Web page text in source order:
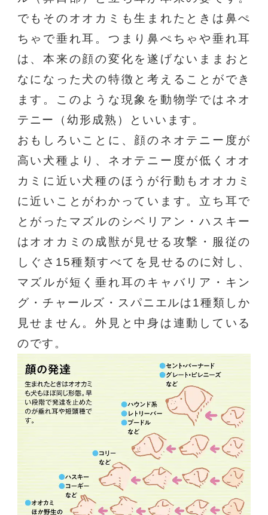
でもそのオオカミも生まれたときは鼻ぺ
ちゃで垂れ耳。つまり鼻ぺちゃや垂れ耳
は、本来の顔の変化を遂げないままおと
なになった犬の特徴と考えることができ
ます。このような現象を動物学ではネオ
テニー（幼形成熟）といいます。
おもしろいことに、顔のネオテニー度が
高い犬種より、ネオテニー度が低くオオ
カミに近い犬種のほうが行動もオオカミ
に近いことがわかっています。立ち耳で
とがったマズルのシベリアン・ハスキー
はオオカミの成獣が見せる攻撃・服従の
しぐさ15種類すべてを見せるのに対し、
マズルが短く垂れ耳のキャバリア・キン
グ・チャールズ・スパニエルは1種類しか
見せません。外見と中身は連動している
のです。